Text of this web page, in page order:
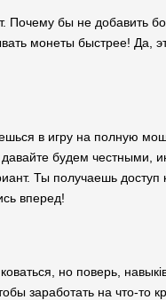
Почему бы не добавить
монеты быстрее! Да,
в игру на полную
будем честными,
Ты получаешь доступ
вперед!
но поверь,
заработать на что-то